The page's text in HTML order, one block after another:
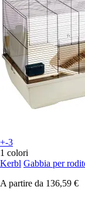
+-3
1 colori
Kerbl Gabbia per
A partire da 136,59 €